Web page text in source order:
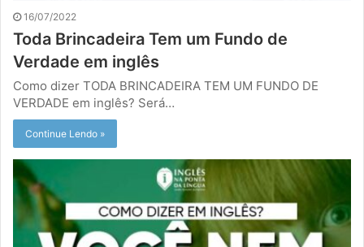
16/07/2022
Toda Brincadeira Tem um Fundo de
Verdade em inglês
Como dizer TODA BRINCADEIRA TEM UM FUNDO DE
VERDADE em inglês? Será…
Continue Lendo »